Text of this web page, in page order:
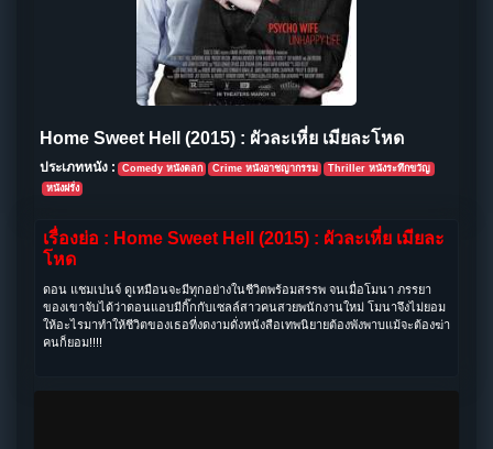
Home Sweet Hell (2015) : ผัวละเหี่ย เมียละโหด
ประเภทหนัง : Comedy หนังตลก Crime หนังอาชญากรรม
Thriller หนังระทึกขวัญ
หนังฝรั่ง
เรื่องย่อ : Home Sweet Hell (2015) : ผัวละเหี่ย เมียละ
โหด
ดอน แชมเปนจ์ ดูเหมือนจะมีทุกอย่างในชีวิตพร้อมสรรพ จนเมื่อโมนา ภรรยา
ของเขาจับได้ว่าดอนแอบมีกิ๊กกับเซลล์สาวคนสวยพนักงานใหม่ โมนาจึงไม่ยอม
ให้อะไรมาทำให้ชีวิตของเธอที่งดงามดั่งหนังสือเทพนิยายต้องพังพาบแม้จะต้องฆ่า
คนก็ยอม!!!!